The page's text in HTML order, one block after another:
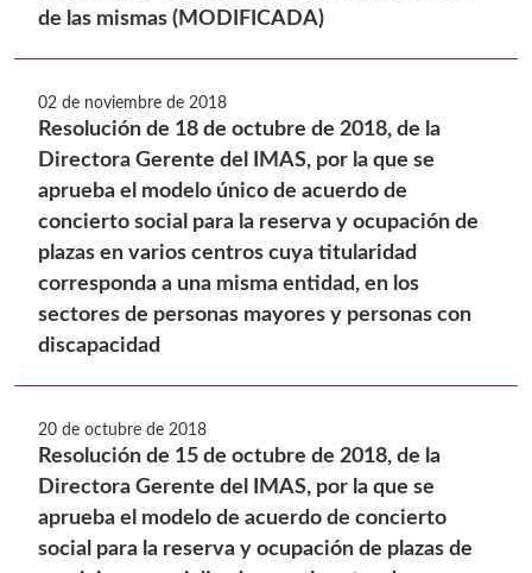
de las mismas (MODIFICADA)
02 de noviembre de 2018
Resolución de 18 de octubre de 2018, de la
Directora Gerente del IMAS, por la que se
aprueba el modelo único de acuerdo de
concierto social para la reserva y ocupación de
plazas en varios centros cuya titularidad
corresponda a una misma entidad, en los
sectores de personas mayores y personas con
discapacidad
20 de octubre de 2018
Resolución de 15 de octubre de 2018, de la
Directora Gerente del IMAS, por la que se
aprueba el modelo de acuerdo de concierto
social para la reserva y ocupación de plazas de